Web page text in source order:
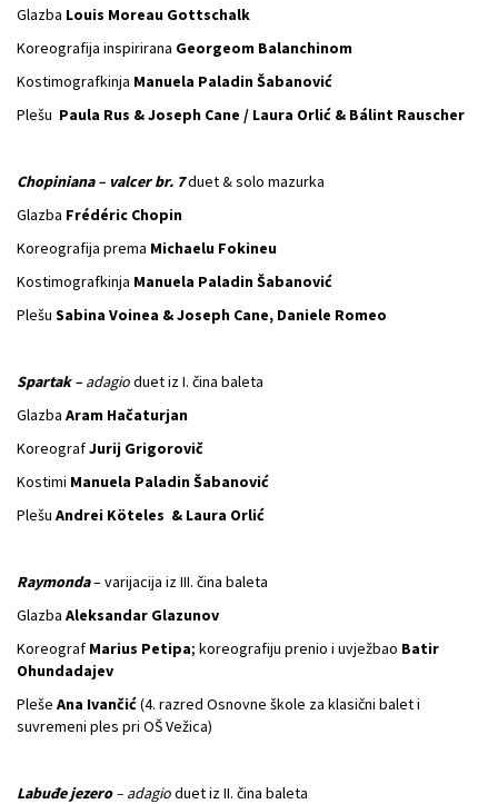
Glazba Louis Moreau Gottschalk
Koreografija inspirirana Georgeom Balanchinom
Kostimografkinja Manuela Paladin Šabanović
Plešu Paula Rus & Joseph Cane / Laura Orlić & Bálint Rauscher
Chopiniana – valcer br. 7duet & solo mazurka
Glazba Frédéric Chopin
Koreografija prema Michaelu Fokineu
Kostimografkinja Manuela Paladin Šabanović
Plešu Sabina Voinea & Joseph Cane, Daniele Romeo
Spartak – adagioduet iz I. čina baleta
Glazba Aram Hačaturjan
KoreografJurij Grigorovič
Kostimi Manuela Paladin Šabanović
Plešu Andrei Köteles & Laura Orlić
Raymonda– varijacija iz III. čina baleta
Glazba Aleksandar Glazunov
Koreograf Marius Petipa; koreografiju prenio i uvježbao Batir
Ohundadajev
Pleše Ana Ivančić(4. razred Osnovne škole za klasični balet i
suvremeni ples pri OŠ Vežica)
Labuđe jezero– adagioduet iz II. čina baleta